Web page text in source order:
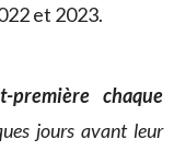
et 2023.
première chaque
jours avant leur